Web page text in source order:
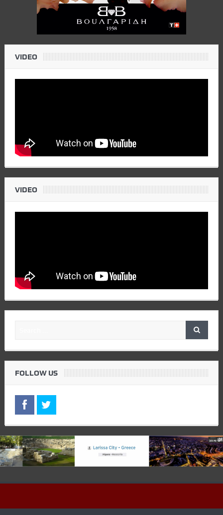
VIDEO
VIDEO
FOLLOW US